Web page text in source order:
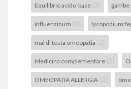
Equilibrio acido-base (3) gambe
influenzinum (2) lycopodium
mal di testa omeopatia (2)
Medicina complementare (2)
OMEOPATIA ALLERGIA (2)